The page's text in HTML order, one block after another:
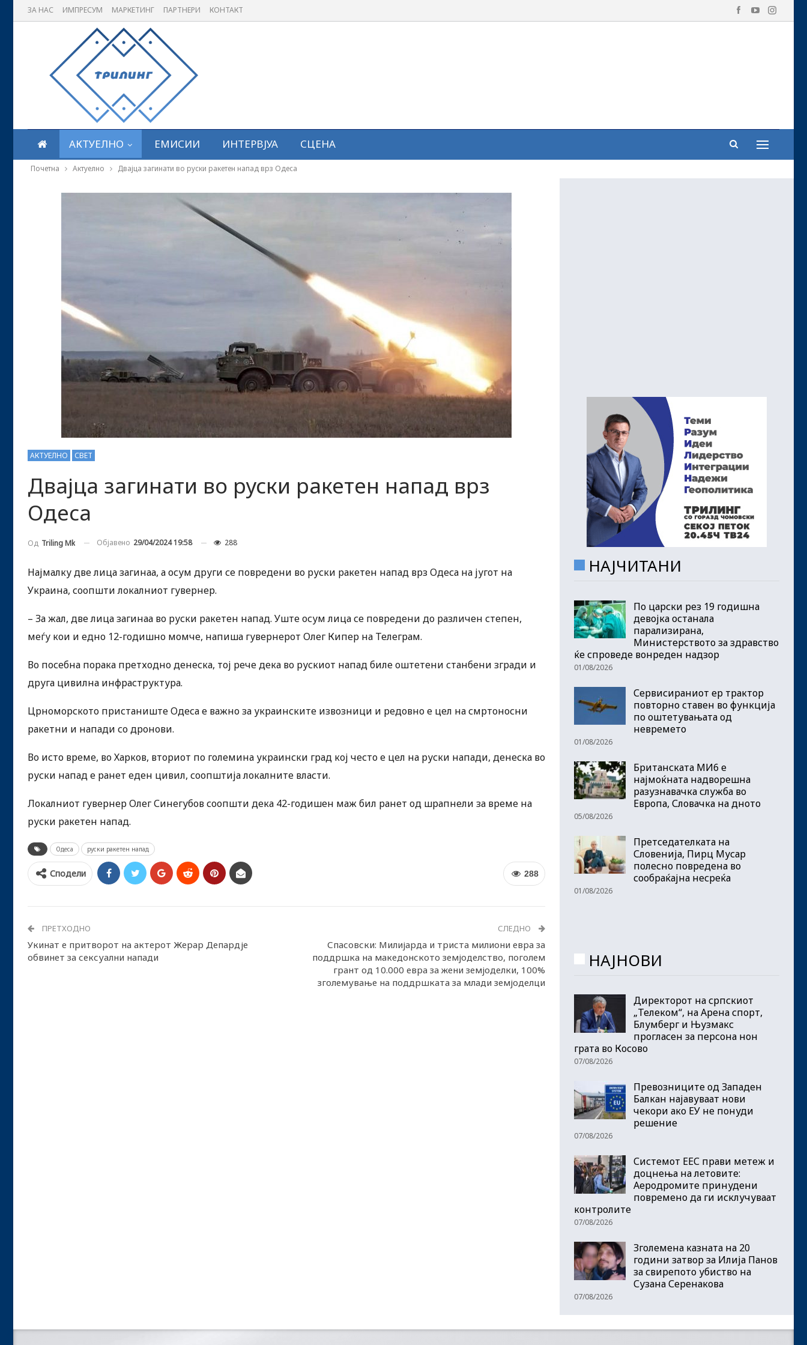
ЗА НАС ИМПРЕСУМ МАРКЕТИНГ ПАРТНЕРИ КОНТАКТ
АКТУЕЛНО ЕМИСИИ ИНТЕРВЈУА СЦЕНА
Почетна Актуелно Двајца загинати во руски ракетен напад врз Одеса
АКТУЕЛНО СВЕТ
Двајца загинати во руски ракетен напад врз
Одеса
Од Triling Mk Објавено 29/04/2024 19:58 288
Најмалку две лица загинаа, а осум други се повредени во руски ракетен напад врз Одеса на југот на
Украина, соопшти локалниот гувернер.
– За жал, две лица загинаа во руски ракетен напад. Уште осум лица се повредени до различен степен,
меѓу кои и едно 12-годишно момче, напиша гувернерот Олег Кипер на Телеграм.
Во посебна порака претходно денеска, тој рече дека во рускиот напад биле оштетени станбени згради и
друга цивилна инфраструктура.
Црноморското пристаниште Одеса е важно за украинските извозници и редовно е цел на смртоносни
ракетни и напади со дронови.
Во исто време, во Харков, вториот по големина украински град кој често е цел на руски напади, денеска во
руски напад е ранет еден цивил, соопштија локалните власти.
Локалниот гувернер Олег Синегубов соопшти дека 42-годишен маж бил ранет од шрапнели за време на
руски ракетен напад.
Одеса руски ракетен напад
288
Сподели
ПРЕТХОДНО
Укинат е притворот на актерот Жерар Депардје
обвинет за сексуални напади
СЛЕДНО
Спасовски: Милијарда и триста милиони евра за
поддршка на македонското земјоделство, поголем
грант од 10.000 евра за жени земјоделки, 100%
зголемување на поддршката за млади земјоделци
НАЈЧИТАНИ
По царски рез 19 годишна
девојка останала
парализирана,
Министерството за здравство
ќе спроведе вонреден надзор
01/08/2026
Сервисираниот ер трактор
повторно ставен во функција
по оштетувањата од
невремето
01/08/2026
Британската МИ6 е
најмоќната надворешна
разузнавачка служба во
Европа, Словачка на дното
05/08/2026
Претседателката на
Словенија, Пирц Мусар
полесно повредена во
сообраќајна несреќа
01/08/2026
НАЈНОВИ
Директорот на српскиот
„Телеком“, на Арена спорт,
Блумберг и Њузмакс
прогласен за персона нон
грата во Косово
07/08/2026
Превозниците од Западен
Балкан најавуваат нови
чекори ако ЕУ не понуди
решение
07/08/2026
Системот ЕЕС прави метеж и
доцнења на летовите:
Аеродромите принудени
повремено да ги исклучуваат
контролите
07/08/2026
Зголемена казната на 20
години затвор за Илија Панов
за свирепото убиство на
Сузана Серенакова
07/08/2026